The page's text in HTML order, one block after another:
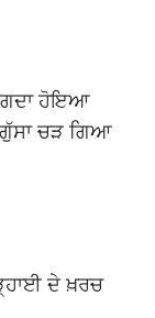
ਹੋਇਆ
ਚੜ ਗਿਆ
ਦੇ ਖ਼ਰਚ